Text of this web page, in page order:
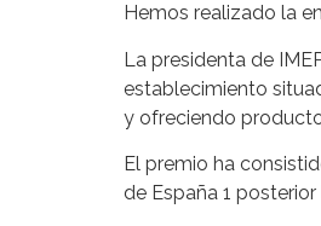
Hemos realizado la
La presidenta de
establecimiento
y ofreciendo
El premio ha
de España 1